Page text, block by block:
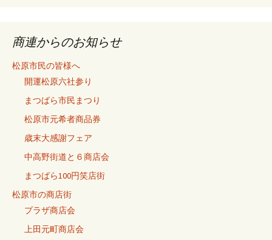
記
事
商連からのお知らせ
松原市民の皆様へ
開運松原六社参り
まつばら市民まつり
松原市元希者商品券
歳末大感謝フェア
中高野街道と６商店会
まつばら100円笑店街
松原市の商店街
プラザ商店会
上田元町商店会